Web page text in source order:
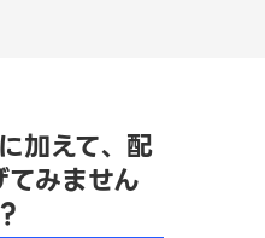
加えて、配
みません